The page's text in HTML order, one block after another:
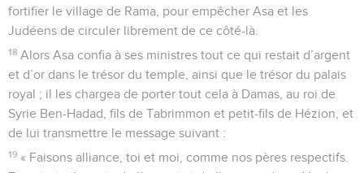
fortifier le village de Rama, pour empêcher Asa et les
Judéens de circuler librement de ce côté-là.
18 Alors Asa confia à ses ministres tout ce qui restait d’argent
et d’or dans le trésor du temple, ainsi que le trésor du palais
royal ; il les chargea de porter tout cela à Damas, au roi de
Syrie Ben-Hadad, fils de Tabrimmon et petit-fils de Hézion, et
de lui transmettre le message suivant :
19 « Faisons alliance, toi et moi, comme nos pères respectifs.